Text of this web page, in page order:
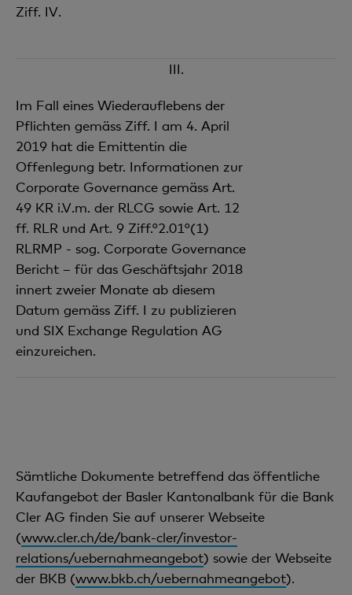
Ziff. IV.
III.
Im Fall eines Wiederauflebens der
Pflichten gemäss Ziff. I am 4. April
2019 hat die Emittentin die
Offenlegung betr. Informationen zur
Corporate Governance gemäss Art.
49 KR i.V.m. der RLCG sowie Art. 12
ff. RLR und Art. 9 Ziff.°2.01°(1)
RLRMP - sog. Corporate Governance
Bericht – für das Geschäftsjahr 2018
innert zweier Monate ab diesem
Datum gemäss Ziff. I zu publizieren
und SIX Exchange Regulation AG
einzureichen.
Sämtliche Dokumente betreffend das öffentliche
Kaufangebot der Basler Kantonalbank für die Bank
Cler AG finden Sie auf unserer Webseite
(www.cler.ch/de/bank-cler/investor-
relations/uebernahmeangebot) sowie der Webseite
der BKB (www.bkb.ch/uebernahmeangebot).